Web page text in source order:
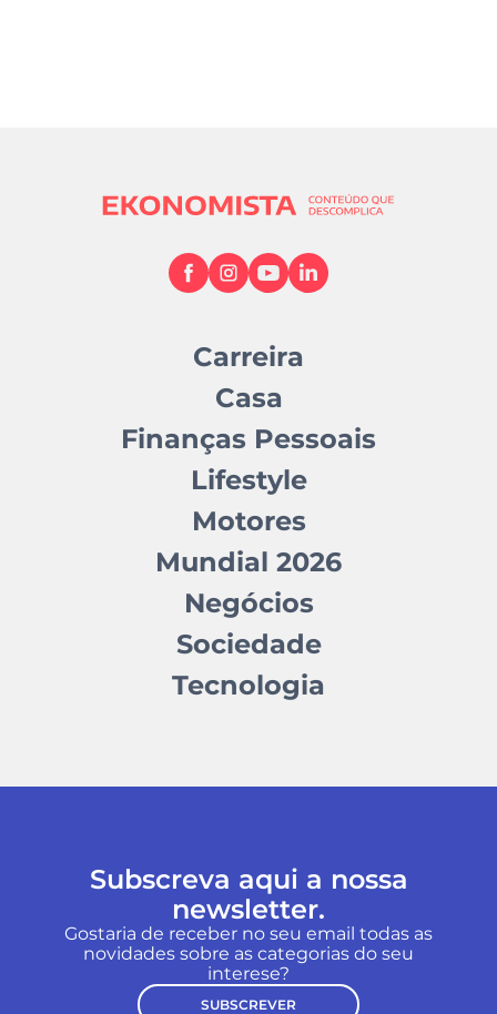
Carreira
Casa
Finanças Pessoais
Lifestyle
Motores
Mundial 2026
Negócios
Sociedade
Tecnologia
Subscreva aqui a nossa
newsletter.
Gostaria de receber no seu email todas as
novidades sobre as categorias do seu
interese?
SUBSCREVER